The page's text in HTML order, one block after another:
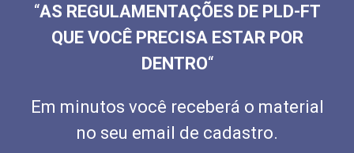
“AS REGULAMENTAÇÕES DE PLD-FT
QUE VOCÊ PRECISA ESTAR POR
DENTRO“
Em minutos você receberá o material
no seu email de cadastro.